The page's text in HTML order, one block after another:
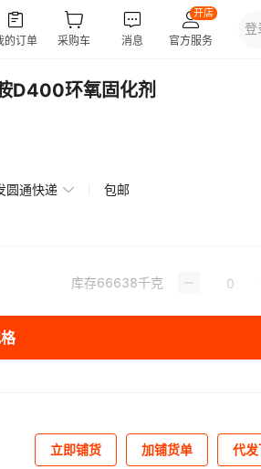
D400环氧固化剂
圆通快递 包邮
库存66638千克
立即铺货 加铺货单 代